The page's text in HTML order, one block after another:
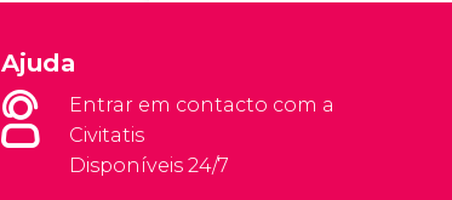
Ajuda
Entrar em contacto com a
Civitatis
Disponíveis 24/7